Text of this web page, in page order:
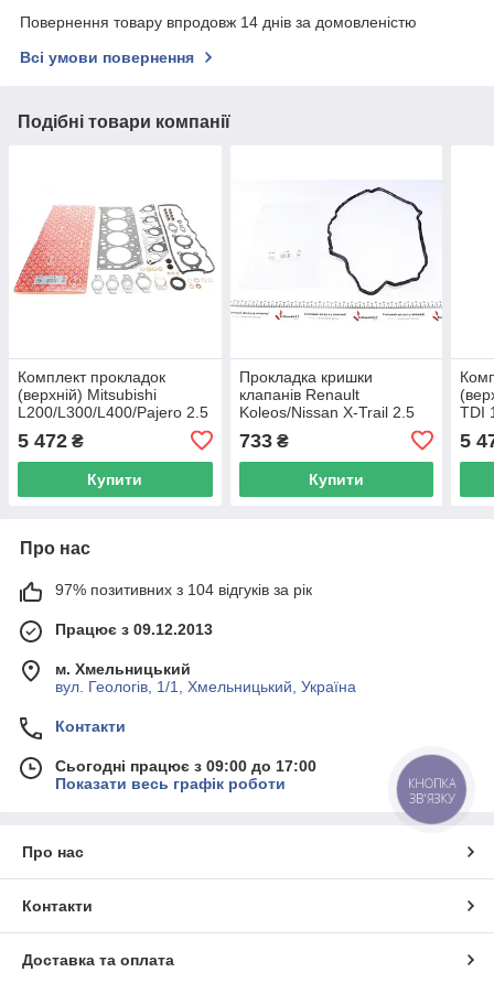
Повернення товару впродовж 14 днів за домовленістю
Всі умови повернення
Подібні товари компанії
Комплект прокладок
(верхній) Mitsubishi
L200/L300/L400/Pajero 2.5
TD 87-07 ELRING 354.120
UA62
5 472 ₴
Купити
Прокладка кришки
клапанів Renault
Koleos/Nissan X-Trail 2.5
07- ELRING 527.160 UA62
733₴
Купити
TDI
5
Про нас
97% позитивних з 104 відгуків за рік
Працює з 09.12.2013
м. Хмельницький
вул. Геологів, 1/1, Хмельницький, Україна
Контакти
Сьогодні працює з 09:00 до 17:00
Показати весь графік роботи
Про нас
Контакти
Доставка та оплата
КНОПКА
ЗВ'ЯЗКУ